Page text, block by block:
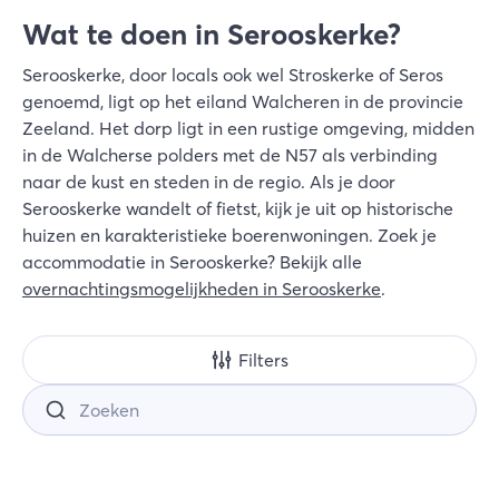
Wat te doen in Serooskerke?
Serooskerke, door locals ook wel Stroskerke of Seros
genoemd, ligt op het eiland Walcheren in de provincie
Zeeland. Het dorp ligt in een rustige omgeving, midden
in de Walcherse polders met de N57 als verbinding
naar de kust en steden in de regio. Als je door
Serooskerke wandelt of fietst, kijk je uit op historische
huizen en karakteristieke boerenwoningen. Zoek je
accommodatie in Serooskerke? Bekijk alle
overnachtingsmogelijkheden in Serooskerke.
Filters